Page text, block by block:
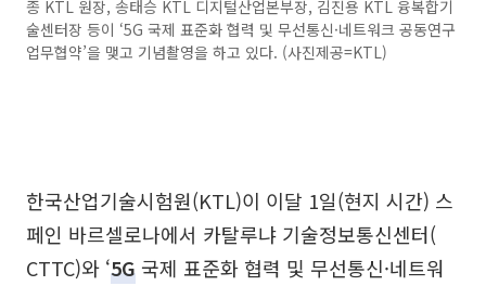
종 KTL 원장, 송태승 KTL 디지털산업본부장, 김진용 KTL 융복합기
술센터장 등이 ‘5G 국제 표준화 협력 및 무선통신·네트워크 공동연구
업무협약’을 맺고 기념촬영을 하고 있다. (사진제공=KTL)
한국산업기술시험원(KTL)이 이달 1일(현지 시간) 스
페인 바르셀로나에서 카탈루냐 기술정보통신센터(
CTTC)와 ‘5G 국제 표준화 협력 및 무선통신·네트워